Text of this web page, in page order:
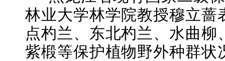
林业大学林学院教授穆立蔷
点杓兰、东北杓兰、水曲
紫椴等保护植物野外种群状